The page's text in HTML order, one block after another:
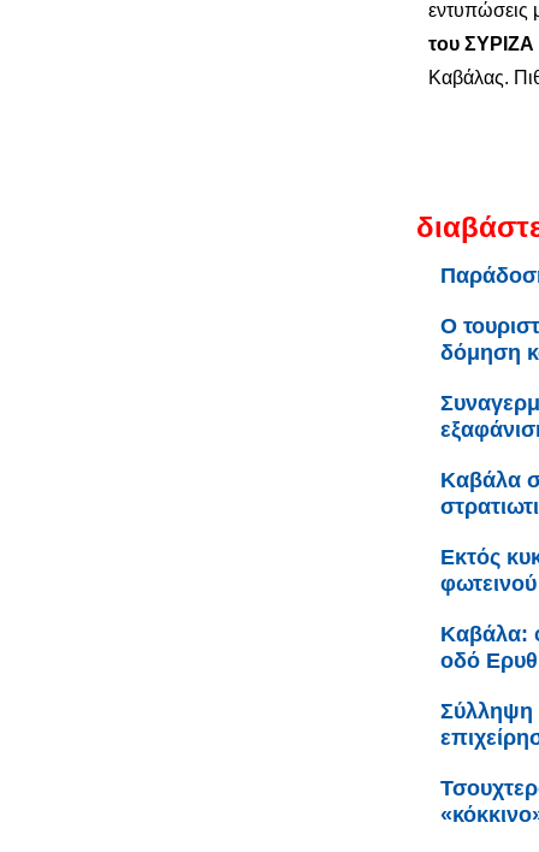
εντυπώσεις
του ΣΥΡΙΖΑ
Καβάλας.
Ο
δόμηση
Καβάλα
Εκτός
Καβάλα:
οδό
Σύλληψη